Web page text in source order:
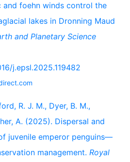
and foehn winds control the
lakes in Dronning Maud
and Planetary Science
j.epsl.2025.119482
R. J. M., Dyer, B. M.,
A. (2025). Dispersal and
juvenile emperor penguins—
management. Royal